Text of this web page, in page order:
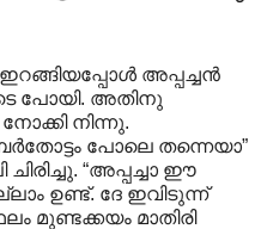
അപ്പച്ചൻ
പോയി. അതിനു
നിന്നു.
പോലെ തന്നെയാ”
“അപ്പച്ചാ ഈ
ഉണ്ട്. ദേ ഇവിടുന്ന്
മുണ്ടക്കയം മാതിരി